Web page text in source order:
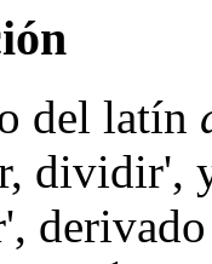
del latín
dividir',
derivado